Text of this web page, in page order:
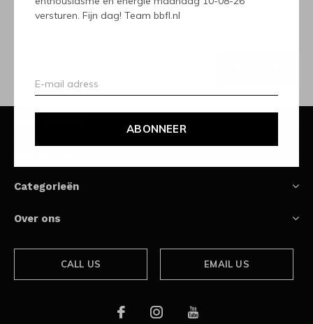
versturen. Fijn dag! Team bbfl.nl
ABONNEER
Ontvang de nieuwste aanbiedingen en promoties
Categorieën
Over ons
CALL US EMAIL US